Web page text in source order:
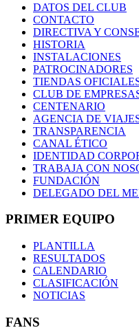
DATOS DEL CLUB
CONTACTO
DIRECTIVA Y
HISTORIA
INSTALACIONES
PATROCINADORES
TIENDAS
CLUB DE
CENTENARIO
AGENCIA DE
TRANSPARENCIA
CANAL ÉTICO
IDENTIDAD
TRABAJA CON
FUNDACIÓN
DELEGADO DEL
PRIMER EQUIPO
PLANTILLA
RESULTADOS
CALENDARIO
CLASIFICACIÓN
NOTICIAS
FANS